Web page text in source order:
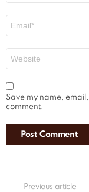
Save my name,
comment.
Previous article